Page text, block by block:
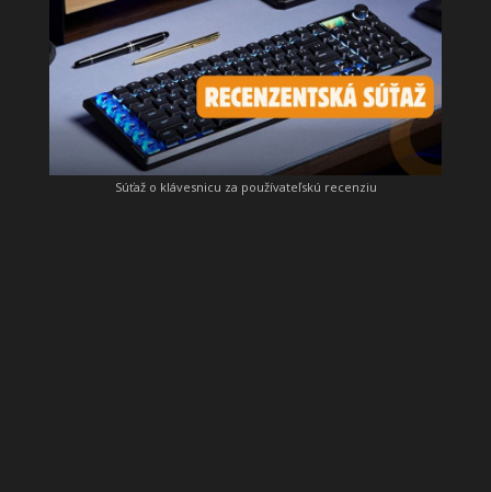
Súťaž o klávesnicu za používateľskú recenziu